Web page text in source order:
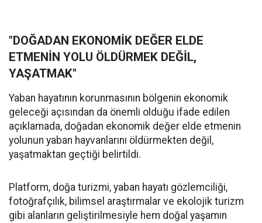
"DOĞADAN EKONOMİK DEĞER ELDE
ETMENİN YOLU ÖLDÜRMEK DEĞİL,
YAŞATMAK"
Yaban hayatının korunmasının bölgenin ekonomik
geleceği açısından da önemli olduğu ifade edilen
açıklamada, doğadan ekonomik değer elde etmenin
yolunun yaban hayvanlarını öldürmekten değil,
yaşatmaktan geçtiği belirtildi.
Platform, doğa turizmi, yaban hayatı gözlemciliği,
fotoğrafçılık, bilimsel araştırmalar ve ekolojik turizm
gibi alanların geliştirilmesiyle hem doğal yaşamın